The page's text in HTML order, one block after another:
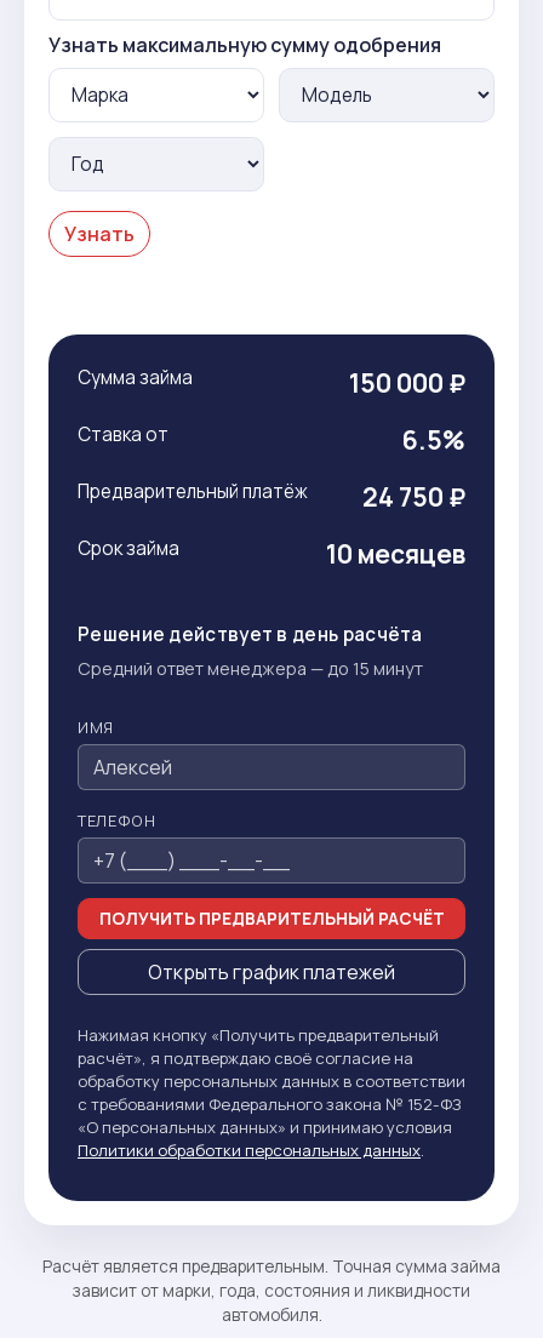
Узнать максимальную сумму одобрения
Узнать
Сумма займа 150 000 ₽
Ставка от 6.5%
Предварительный платёж 24 750 ₽
Срок займа 10 месяцев
Решение действует в день расчёта
Средний ответ менеджера — до 15 минут
ИМЯ
ТЕЛЕФОН
ПОЛУЧИТЬ ПРЕДВАРИТЕЛЬНЫЙ РАСЧЁТ
Открыть график платежей
Нажимая кнопку «Получить предварительный
расчёт», я подтверждаю своё согласие на
обработку персональных данных в соответствии
с требованиями Федерального закона № 152-ФЗ
«О персональных данных» и принимаю условия
Политики обработки персональных данных.
Расчёт является предварительным. Точная сумма займа
зависит от марки, года, состояния и ликвидности
автомобиля.